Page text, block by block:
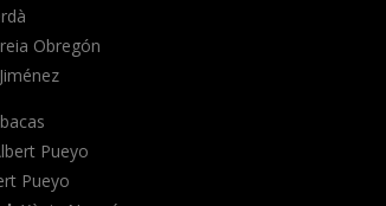
Obregón
Pueyo
Pueyo